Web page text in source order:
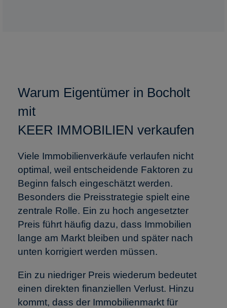
Warum Eigentümer in Bocholt
mit
KEER IMMOBILIEN verkaufen
Viele Immobilienverkäufe verlaufen nicht
optimal, weil entscheidende Faktoren zu
Beginn falsch eingeschätzt werden.
Besonders die Preisstrategie spielt eine
zentrale Rolle. Ein zu hoch angesetzter
Preis führt häufig dazu, dass Immobilien
lange am Markt bleiben und später nach
unten korrigiert werden müssen.
Ein zu niedriger Preis wiederum bedeutet
einen direkten finanziellen Verlust. Hinzu
kommt, dass der Immobilienmarkt für